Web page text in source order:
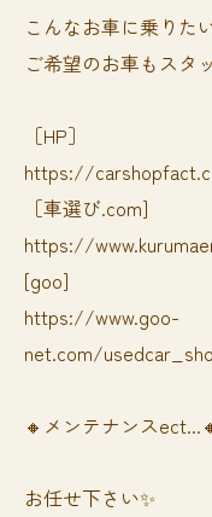
こんなお車に乗りた
ご希望のお車もスタ
［HP］
https://
［車選び.com]
https://
[goo]
https://www.goo-
net.com/
🔸メンテナンス
お任せ下さい✨